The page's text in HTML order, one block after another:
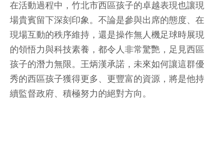
在活動過程中，竹北市西區孩子的卓越表現也讓現
場貴賓留下深刻印象。不論是參與出席的態度、在
現場互動的秩序維持，還是操作無人機足球時展現
的領悟力與科技素養，都令人非常驚艷，足見西區
孩子的潛力無限。王炳漢承諾，未來如何讓這群優
秀的西區孩子獲得更多、更豐富的資源，將是他持
續監督政府、積極努力的絕對方向。